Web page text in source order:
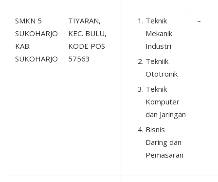
SMKN 5
SUKOHARJO
KAB.
SUKOHARJO
TIYARAN,
KEC. BULU,
KODE POS
57563
Teknik
Mekanik
Industri
Tekniik
Ototronik
Teknik
Komputer
dan Jaringan
Bisnis
Daring dan
Pemasaran
–